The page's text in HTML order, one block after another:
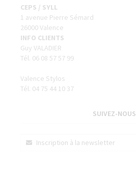
CEPS / SYLL
1 avenue Pierre Sémard
26000 Valence
INFO CLIENTS
Guy VALADIER
Tél. 06 08 57 57 99
Valence Stylos
Tél. 04 75 44 10 37
SUIVEZ-NOUS